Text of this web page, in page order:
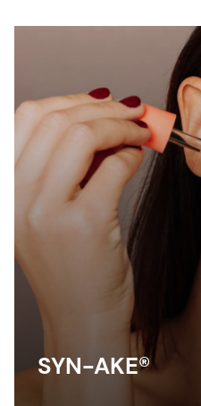
SYN-AKE®